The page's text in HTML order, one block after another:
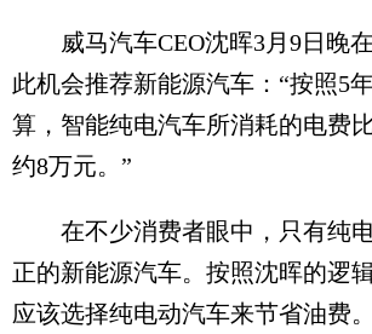
威马汽车CEO沈晖3月9日晚
此机会推荐新能源汽车：“按照5
算，智能纯电汽车所消耗的电费
约8万元。”
在不少消费者眼中，只有纯
正的新能源汽车。按照沈晖的逻
应该选择纯电动汽车来节省油费。